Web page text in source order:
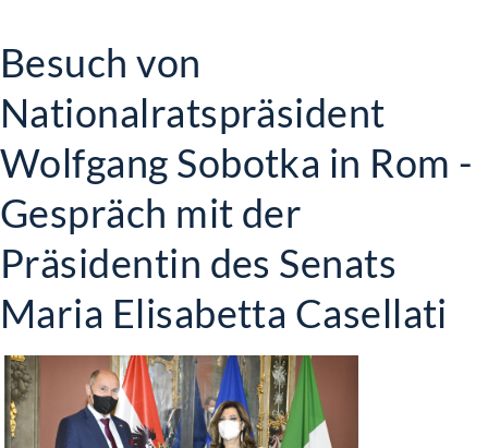
Besuch von
Nationalratspräsident
Wolfgang Sobotka in Rom -
Gespräch mit der
Präsidentin des Senats
Maria Elisabetta Casellati